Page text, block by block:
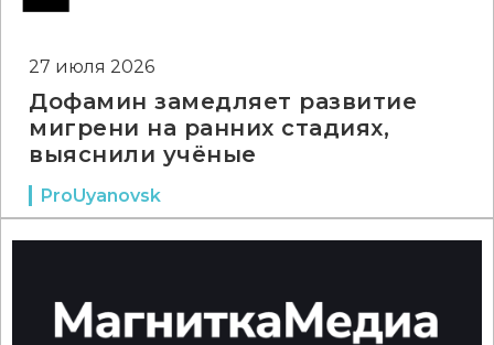
27 июля 2026
Дофамин замедляет развитие
мигрени на ранних стадиях,
выяснили учёные
ProUyanovsk